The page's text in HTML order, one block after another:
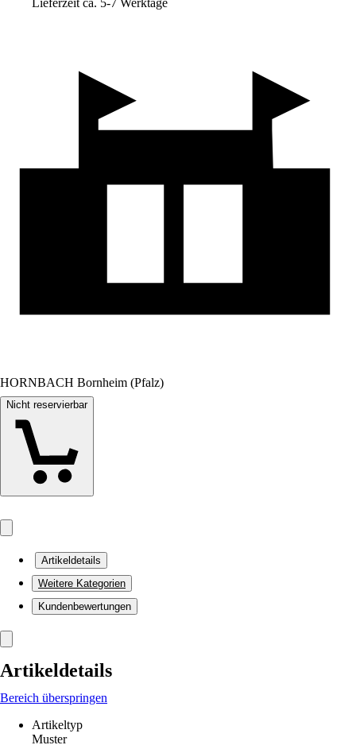
Lieferzeit ca. 5-7 Werktage
HORNBACH Bornheim (Pfalz)
Nicht reservierbar
Artikeldetails
Weitere Kategorien
Kundenbewertungen
Artikeldetails
Bereich überspringen
Artikeltyp
Muster